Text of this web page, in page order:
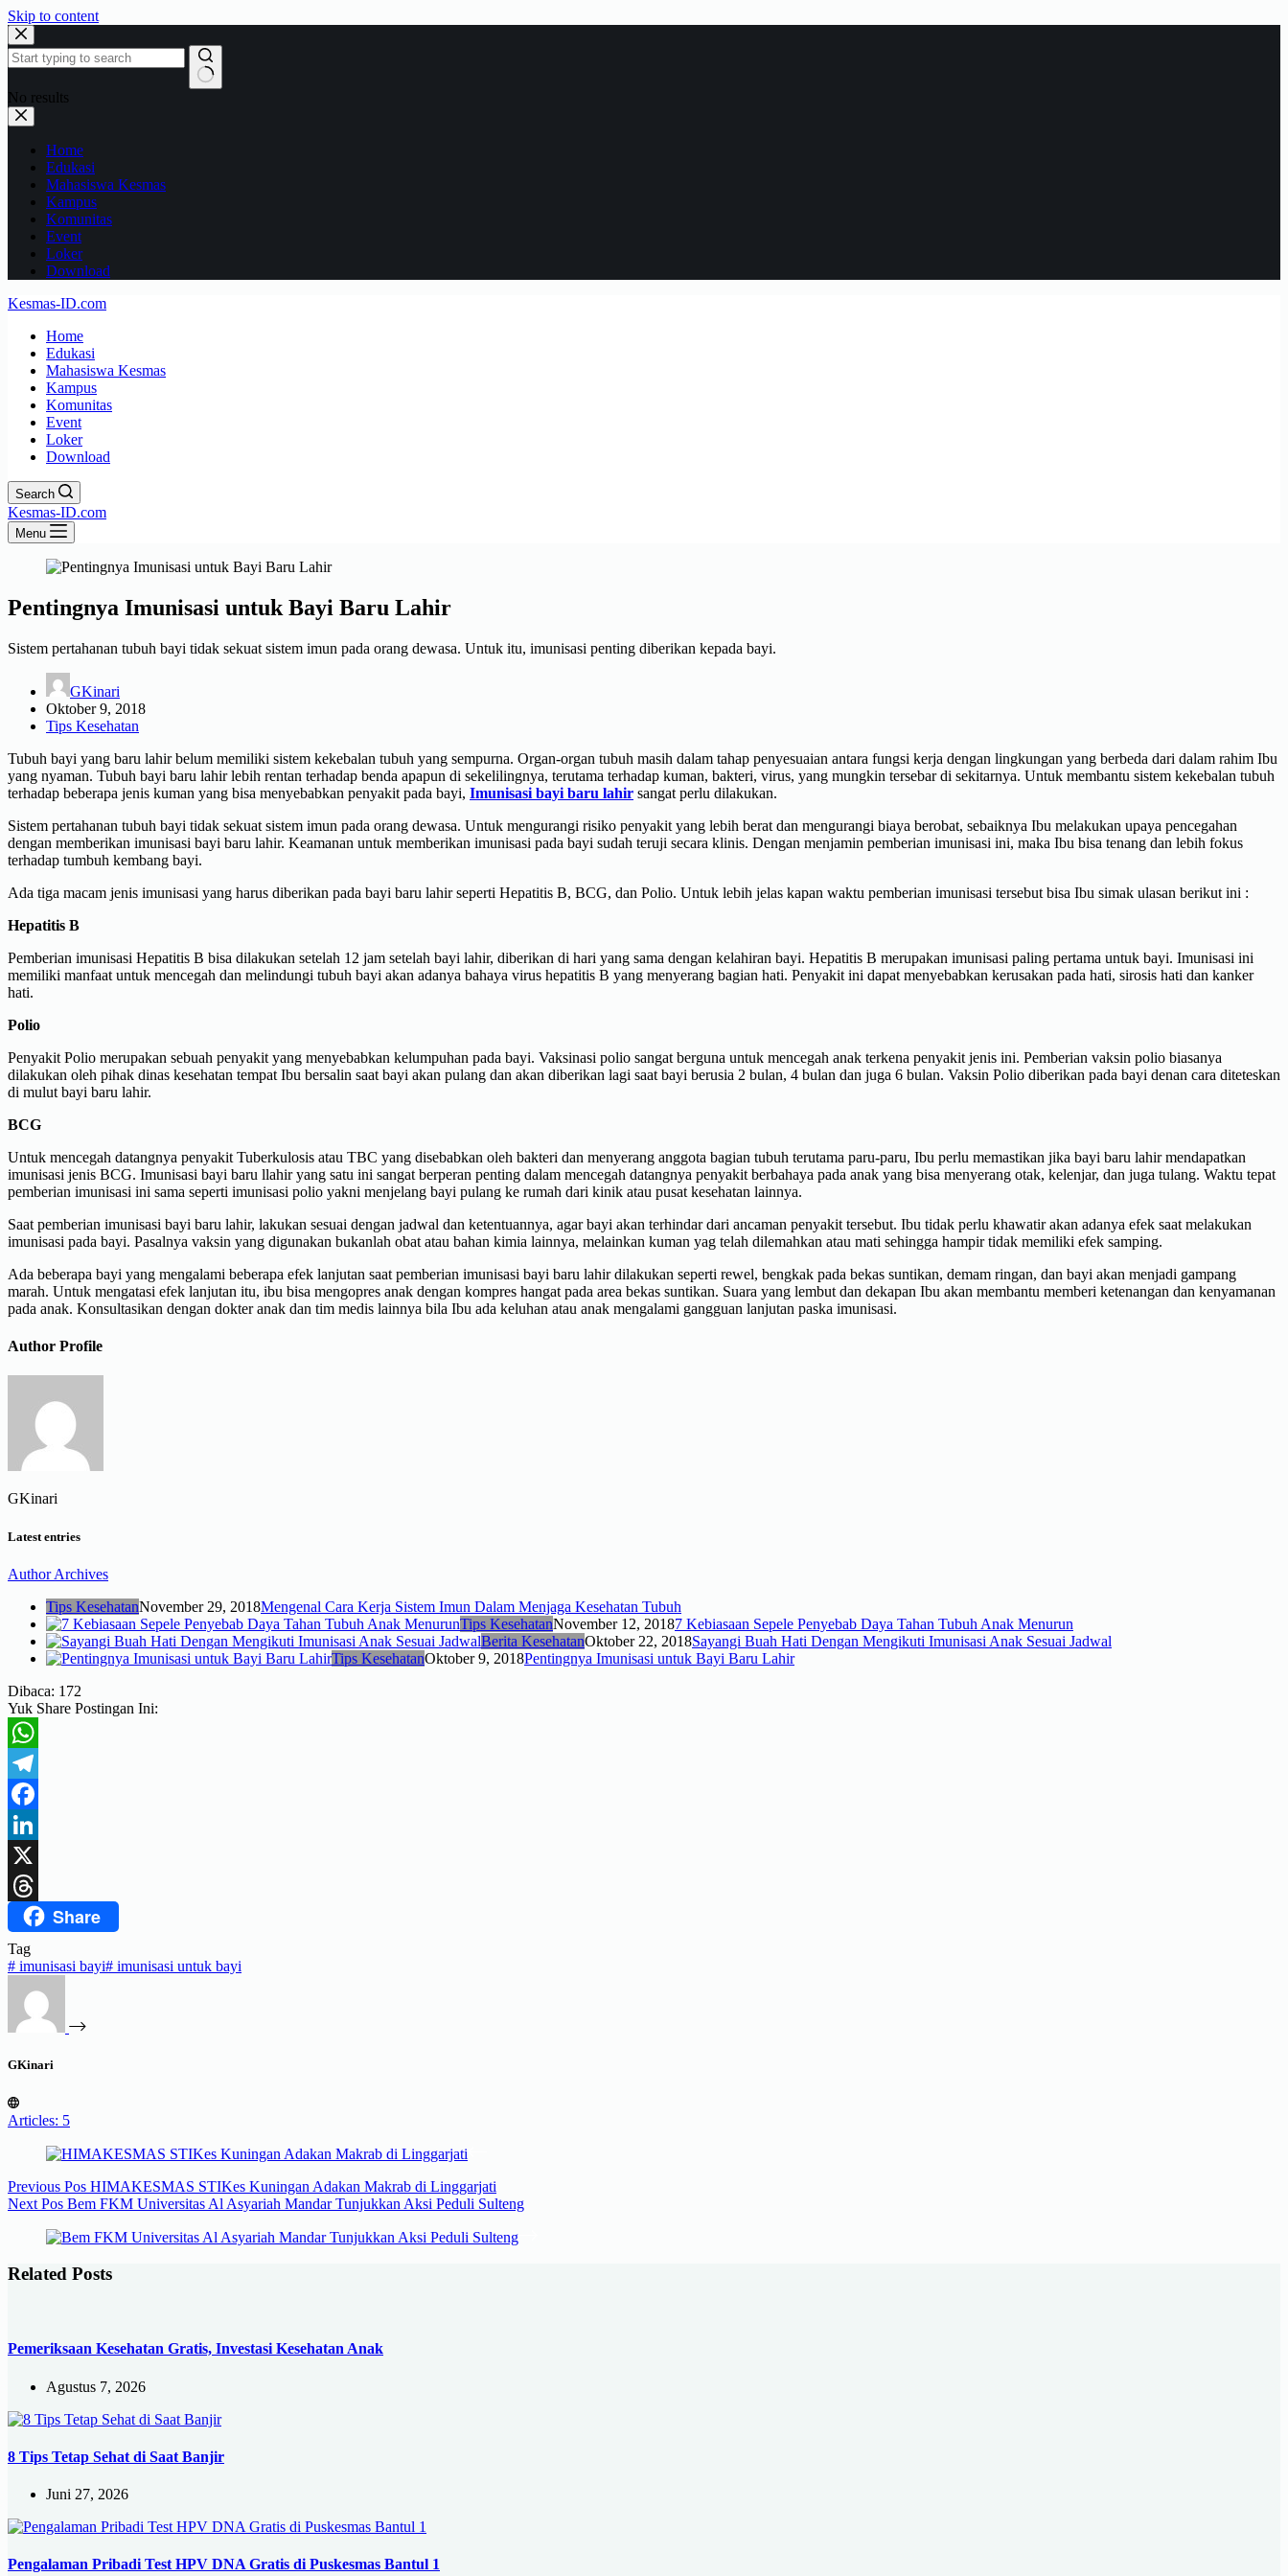
Skip to content
No results
Home
Edukasi
Mahasiswa Kesmas
Kampus
Komunitas
Event
Loker
Download
Kesmas-ID.com
Home
Edukasi
Mahasiswa Kesmas
Kampus
Komunitas
Event
Loker
Download
Search
Kesmas-ID.com
Menu
Pentingnya Imunisasi untuk Bayi Baru Lahir
Sistem pertahanan tubuh bayi tidak sekuat sistem imun pada orang dewasa. Untuk itu, imunisasi penting diberikan kepada bayi.
GKinari
Oktober 9, 2018
Tips Kesehatan
Tubuh bayi yang baru lahir belum memiliki sistem kekebalan tubuh yang sempurna. Organ-organ tubuh masih dalam tahap penyesuaian antara fungsi kerja dengan lingkungan yang berbeda dari dalam rahim Ibu
yang nyaman. Tubuh bayi baru lahir lebih rentan terhadap benda apapun di sekelilingnya, terutama terhadap kuman, bakteri, virus, yang mungkin tersebar di sekitarnya. Untuk membantu sistem kekebalan tubuh
terhadap beberapa jenis kuman yang bisa menyebabkan penyakit pada bayi, Imunisasi bayi baru lahir sangat perlu dilakukan.
Sistem pertahanan tubuh bayi tidak sekuat sistem imun pada orang dewasa. Untuk mengurangi risiko penyakit yang lebih berat dan mengurangi biaya berobat, sebaiknya Ibu melakukan upaya pencegahan
dengan memberikan imunisasi bayi baru lahir. Keamanan untuk memberikan imunisasi pada bayi sudah teruji secara klinis. Dengan menjamin pemberian imunisasi ini, maka Ibu bisa tenang dan lebih fokus
terhadap tumbuh kembang bayi.
Ada tiga macam jenis imunisasi yang harus diberikan pada bayi baru lahir seperti Hepatitis B, BCG, dan Polio. Untuk lebih jelas kapan waktu pemberian imunisasi tersebut bisa Ibu simak ulasan berikut ini :
Hepatitis B
Pemberian imunisasi Hepatitis B bisa dilakukan setelah 12 jam setelah bayi lahir, diberikan di hari yang sama dengan kelahiran bayi. Hepatitis B merupakan imunisasi paling pertama untuk bayi. Imunisasi ini
memiliki manfaat untuk mencegah dan melindungi tubuh bayi akan adanya bahaya virus hepatitis B yang menyerang bagian hati. Penyakit ini dapat menyebabkan kerusakan pada hati, sirosis hati dan kanker
hati.
Polio
Penyakit Polio merupakan sebuah penyakit yang menyebabkan kelumpuhan pada bayi. Vaksinasi polio sangat berguna untuk mencegah anak terkena penyakit jenis ini. Pemberian vaksin polio biasanya
dilakukan oleh pihak dinas kesehatan tempat Ibu bersalin saat bayi akan pulang dan akan diberikan lagi saat bayi berusia 2 bulan, 4 bulan dan juga 6 bulan. Vaksin Polio diberikan pada bayi denan cara diteteskan
di mulut bayi baru lahir.
BCG
Untuk mencegah datangnya penyakit Tuberkulosis atau TBC yang disebabkan oleh bakteri dan menyerang anggota bagian tubuh terutama paru-paru, Ibu perlu memastikan jika bayi baru lahir mendapatkan
imunisasi jenis BCG. Imunisasi bayi baru llahir yang satu ini sangat berperan penting dalam mencegah datangnya penyakit berbahaya pada anak yang bisa menyerang otak, kelenjar, dan juga tulang. Waktu tepat
pemberian imunisasi ini sama seperti imunisasi polio yakni menjelang bayi pulang ke rumah dari kinik atau pusat kesehatan lainnya.
Saat pemberian imunisasi bayi baru lahir, lakukan sesuai dengan jadwal dan ketentuannya, agar bayi akan terhindar dari ancaman penyakit tersebut. Ibu tidak perlu khawatir akan adanya efek saat melakukan
imunisasi pada bayi. Pasalnya vaksin yang digunakan bukanlah obat atau bahan kimia lainnya, melainkan kuman yag telah dilemahkan atau mati sehingga hampir tidak memiliki efek samping.
Ada beberapa bayi yang mengalami beberapa efek lanjutan saat pemberian imunisasi bayi baru lahir dilakukan seperti rewel, bengkak pada bekas suntikan, demam ringan, dan bayi akan menjadi gampang
marah. Untuk mengatasi efek lanjutan itu, ibu bisa mengopres anak dengan kompres hangat pada area bekas suntikan. Suara yang lembut dan dekapan Ibu akan membantu memberi ketenangan dan kenyamanan
pada anak. Konsultasikan dengan dokter anak dan tim medis lainnya bila Ibu ada keluhan atau anak mengalami gangguan lanjutan paska imunisasi.
Author Profile
GKinari
Latest entries
Author Archives
Tips KesehatanNovember 29, 2018Mengenal Cara Kerja Sistem Imun Dalam Menjaga Kesehatan Tubuh
Tips KesehatanNovember 12, 20187 Kebiasaan Sepele Penyebab Daya Tahan Tubuh Anak Menurun
Berita KesehatanOktober 22, 2018Sayangi Buah Hati Dengan Mengikuti Imunisasi Anak Sesuai Jadwal
Tips KesehatanOktober 9, 2018Pentingnya Imunisasi untuk Bayi Baru Lahir
Dibaca: 172
Yuk Share Postingan Ini:
WhatsApp
Telegram
Facebook
LinkedIn
X
ThreadsShare
Tag
# imunisasi bayi# imunisasi untuk bayi
GKinari
Articles: 5
Previous Pos HIMAKESMAS STIKes Kuningan Adakan Makrab di Linggarjati
Next Pos Bem FKM Universitas Al Asyariah Mandar Tunjukkan Aksi Peduli Sulteng
Related Posts
Pemeriksaan Kesehatan Gratis, Investasi Kesehatan Anak
Agustus 7, 2026
8 Tips Tetap Sehat di Saat Banjir
Juni 27, 2026
Pengalaman Pribadi Test HPV DNA Gratis di Puskesmas Bantul 1